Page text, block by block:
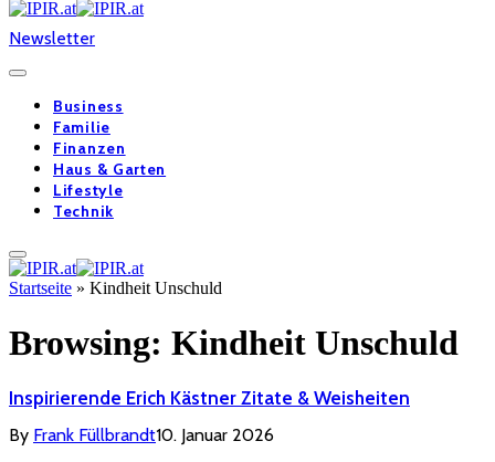
Newsletter
Business
Familie
Finanzen
Haus & Garten
Lifestyle
Technik
Startseite » Kindheit Unschuld
Browsing: Kindheit Unschuld
Inspirierende Erich Kästner Zitate & Weisheiten
By Frank Füllbrandt10. Januar 2026